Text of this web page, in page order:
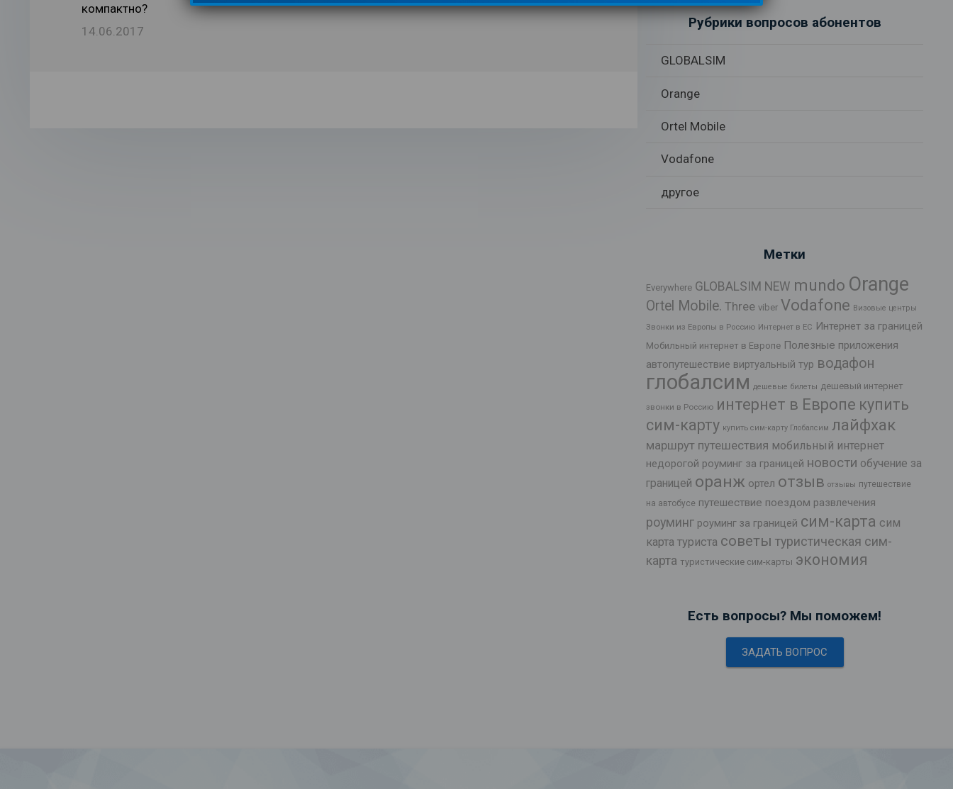
компактно?
14.06.2017
Рубрики вопросов абонентов
GLOBALSIM
Orange
Ortel Mobile
Vodafone
другое
Метки
Everywhere GLOBALSIM NEW mundo Orange
Ortel Mobile. Three viber Vodafone Визовые центры
Звонки из Европы в Россию Интернет в ЕС Интернет за границей
Мобильный интернет в Европе Полезные приложения
автопутешествие виртуальный тур водафон
глобалсим дешевые билеты дешевый интернет
звонки в Россию интернет в Европе купить
сим-карту купить сим-карту Глобалсим лайфхак
маршрут путешествия мобильный интернет
недорогой роуминг за границей новости обучение за
границей оранж ортел отзыв отзывы путешествие
на автобусе путешествие поездом развлечения
роуминг роуминг за границей сим-карта сим
карта туриста советы туристическая сим-
карта туристические сим-карты экономия
Есть вопросы? Мы поможем!
ЗАДАТЬ ВОПРОС